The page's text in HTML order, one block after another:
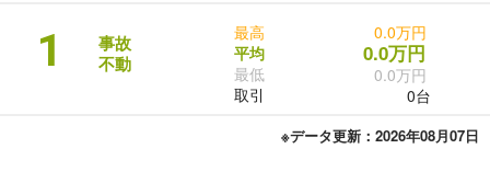
1
事故
不動
最高
平均
最低
取引
0.0万円
0.0万円
0.0万円
0台
※データ更新：2026年08月07日